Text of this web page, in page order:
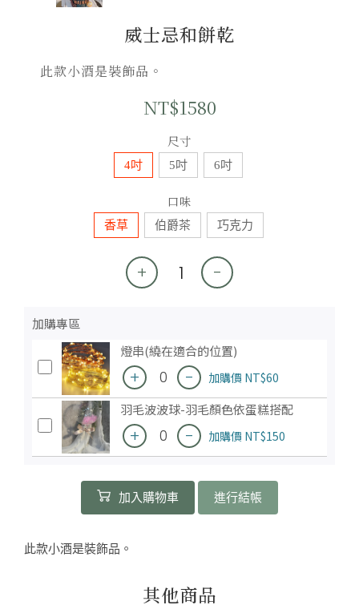
威士忌和餅乾
此款小酒是裝飾品。
NT$1580
尺寸
4吋 5吋 6吋
口味
香草 伯爵茶 巧克力
+ -
加購專區
燈串(繞在適合的位置)
+ - 加購價 NT$60
羽毛波波球-羽毛顏色依蛋糕搭配
+ - 加購價 NT$150
加入購物車 進行結帳
此款小酒是裝飾品。
其他商品